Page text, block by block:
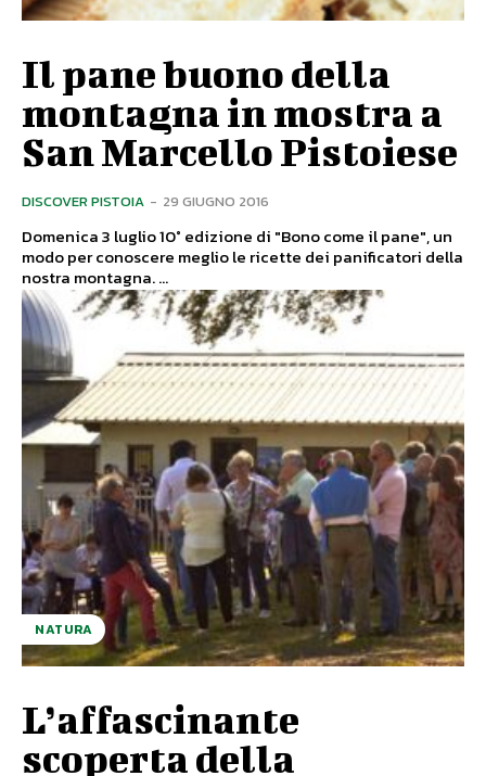
Il pane buono della
montagna in mostra a
San Marcello Pistoiese
DISCOVER PISTOIA - 29 GIUGNO 2016
Domenica 3 luglio 10° edizione di "Bono come il pane", un
modo per conoscere meglio le ricette dei panificatori della
nostra montagna. ...
NATURA
L’affascinante
scoperta della